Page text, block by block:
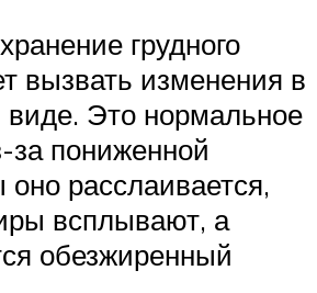
грудного
вызвать изменения в
Это нормальное
за пониженной
расслаивается,
всплывают, а
обезжиренный